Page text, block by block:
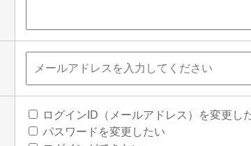
ログインID（メールアドレス）を変更し
パスワードを変更したい